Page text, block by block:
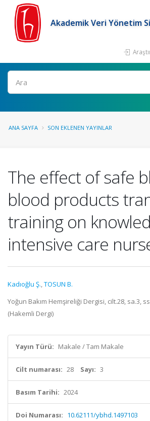
Akademik Veri Yönetim
Ara
ANA SAYFA SON EKLENEN YAYINLAR
The effect of safe
blood products
training on
intensive care
Kadıoğlu Ş.,TOSUN B.
Yoğun Bakım Hemşireliği Dergisi, cilt.28, sa.3,
(Hakemli Dergi)
Yayın Türü: Makale / Tam Makale
Cilt numarası: 28 Sayı: 3
Basım Tarihi: 2024
Doi Numarası: 10.62111/ybhd.1497103